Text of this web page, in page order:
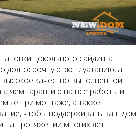
цокольного сайдинга
долгосрочную эксплуатацию, а
качество выполненной
гарантию на все работы и
при монтаже, а также
чтобы поддерживать ваш дом
протяжении многих лет.